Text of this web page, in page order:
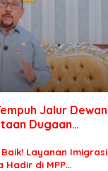
Jalur Dewan
Dugaan
Layanan Imigrasi
Hadir di MPP